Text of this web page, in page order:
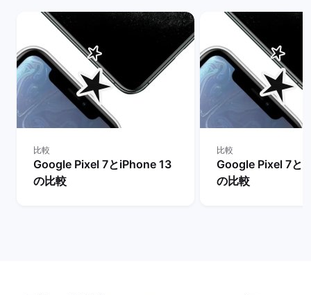
比較
Google Pixel 7とiPhone 13
の比較
比較
Google Pixel 7と
の比較